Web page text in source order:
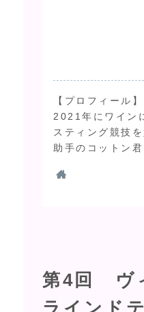
第4回 ヴ
ラインド
【プロフィール】
2021年にワイン
スティング競技
助手のコットン